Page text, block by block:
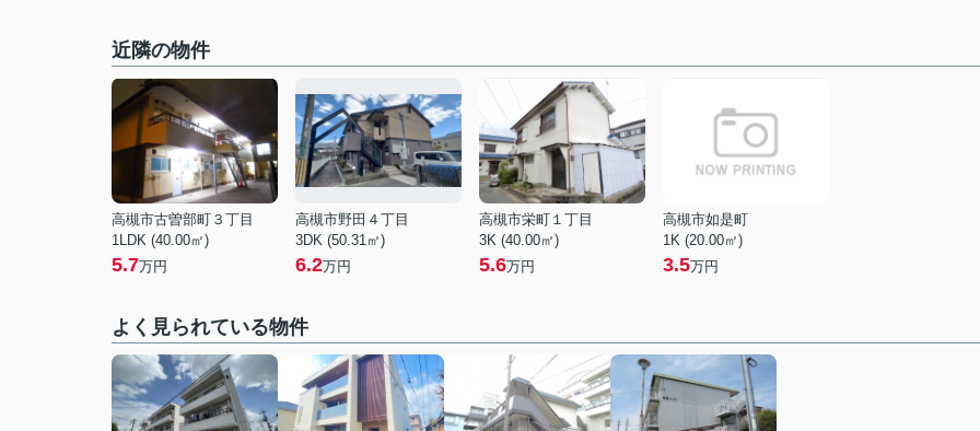
近隣の物件
高槻市古曽部町３丁目
1LDK (40.00㎡)
5.7万円
高槻市野田４丁目
3DK (50.31㎡)
6.2万円
高槻市栄町１丁目
3K (40.00㎡)
5.6万円
高槻市如是町
1K (20.00㎡)
3.5万円
よく見られている物件